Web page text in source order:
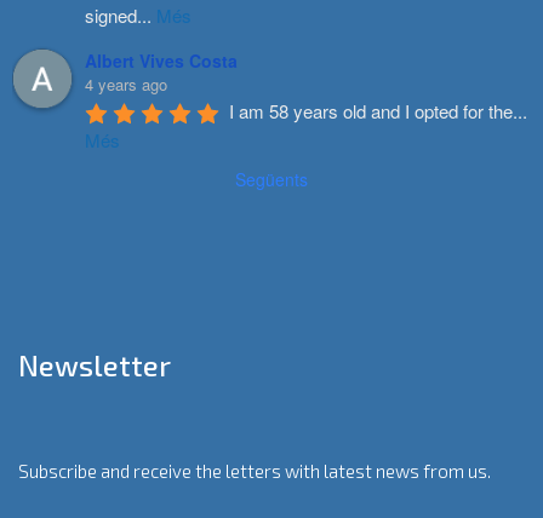
signed... Més
Albert Vives Costa
4 years ago
I am 58 years old and I opted for the...
Més
Següents
Newsletter
Subscribe and receive the letters with latest news from us.